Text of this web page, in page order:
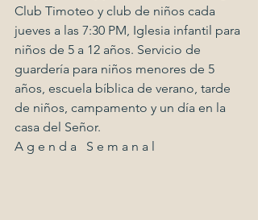
Club Timoteo y club de niños cada
jueves a las 7:30 PM, Iglesia infantil para
niños de 5 a 12 años. Servicio de
guardería para niños menores de 5
años, escuela bíblica de verano, tarde
de niños, campamento y un día en la
casa del Señor.
A g e n d a   S e m a n a l